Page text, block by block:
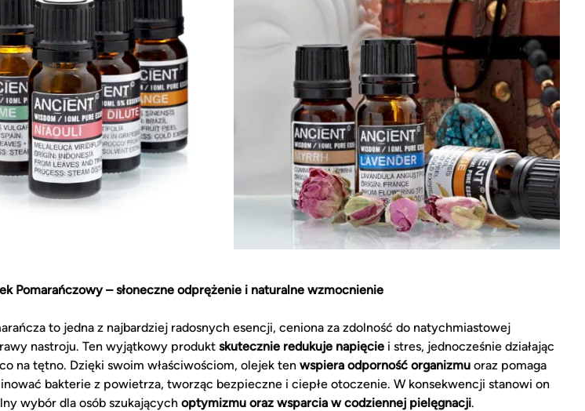
Pomarańczowy – słoneczne odprężenie i naturalne wzmocnienie
to jedna z najbardziej radosnych esencji, ceniona za zdolność do natychmiastowej
nastroju. Ten wyjątkowy produkt skutecznie redukuje napięcie i stres, jednocześnie działając
na tętno. Dzięki swoim właściwościom, olejek ten wspiera odporność organizmu oraz pomaga
bakterie z powietrza, tworząc bezpieczne i ciepłe otoczenie. W konsekwencji stanowi on
wybór dla osób szukających optymizmu oraz wsparcia w codziennej pielęgnacji.